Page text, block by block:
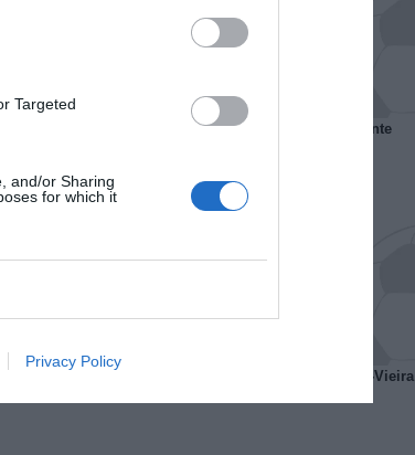
Targeted
and/or Sharing
for which it
Privacy Policy
Francia, il Marsiglia senza presidente
A gennaio ipotesi scambio Davids-Vieira